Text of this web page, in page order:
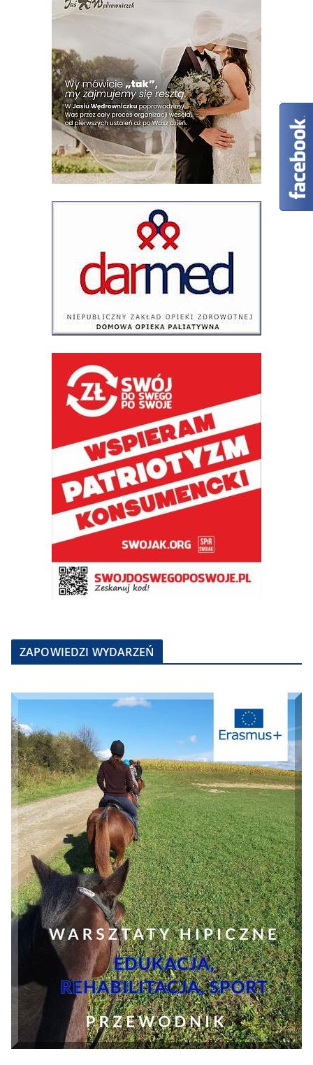
ZAPOWIEDZI WYDARZEŃ